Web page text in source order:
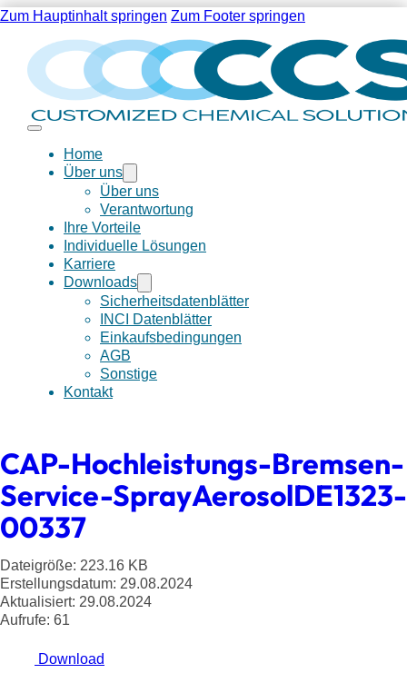
Zum Hauptinhalt springen Zum Footer springen
Home
Über uns
Über uns
Verantwortung
Ihre Vorteile
Individuelle Lösungen
Karriere
Downloads
Sicherheitsdatenblätter
INCI Datenblätter
Einkaufsbedingungen
AGB
Sonstige
Kontakt
CAP-Hochleistungs-Bremsen-
Service-SprayAerosolDE1323-
00337
Dateigröße: 223.16 KB
Erstellungsdatum: 29.08.2024
Aktualisiert: 29.08.2024
Aufrufe: 61
Download